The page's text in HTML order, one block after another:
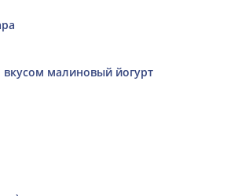
малиновый йогурт